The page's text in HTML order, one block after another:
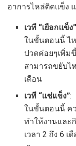
อาการไหล่ติดแข็ง
เวที “เยือกแข็ง
ในขั้นตอนนี้ ไ
ปวดค่อยๆเพิ่ม
สามารถขยับไ
เดือน
เวที “แช่แข็ง”:
ในขั้นตอนนี้ ค
ทำให้งานและ
เวลา 2 ถึง 6 เ